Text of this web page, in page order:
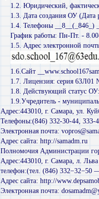
1.2. Юридический,
1.3. Дата создания ОУ (Дата
1.4. Телефоны __8__(_846_)
График работы: Пн-Пт. -
1.5. Адрес электронной
1.6.Сайт
1.7. Лицензия: серия 63Л01
1.8. Действующий статус ОУ:
1.9.Учредитель -
Адрес:443010, г. Самара, ул.
Телефоны:(846) 332-30-44, 333-
Электронная почта:
Адрес сайта: http://samadm.ru
Полномочия Администрации
Адрес:443010, г. Самара, л.
телефон:(тел. (846) 332−32−50
Адрес сайта: http://
Электронная почта: